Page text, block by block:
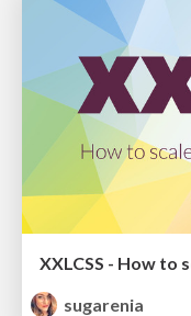
XXLCSS - How to
sugarenia